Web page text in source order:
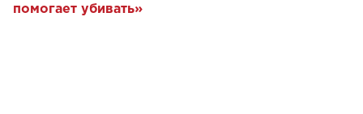
помогает убивать»